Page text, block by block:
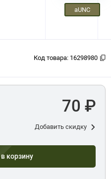
aUNC
Код товара: 16298980
70 ₽
Добавить скидку
корзину